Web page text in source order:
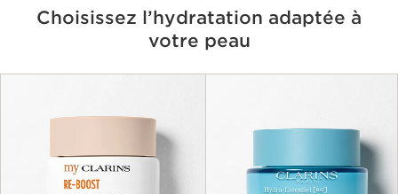
Choisissez l’hydratation adaptée à
votre peau